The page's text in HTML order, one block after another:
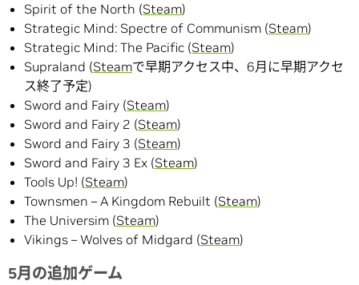
Spirit of the North (Steam)
Strategic Mind: Spectre of Communism (Steam)
Strategic Mind: The Pacific (Steam)
Supraland (Steamで早期アクセス中、6月に早期アクセ
ス終了予定)
Sword and Fairy (Steam)
Sword and Fairy 2 (Steam)
Sword and Fairy 3 (Steam)
Sword and Fairy 3 Ex (Steam)
Tools Up! (Steam)
Townsmen – A Kingdom Rebuilt (Steam)
The Universim (Steam)
Vikings – Wolves of Midgard (Steam)
5月の追加ゲーム